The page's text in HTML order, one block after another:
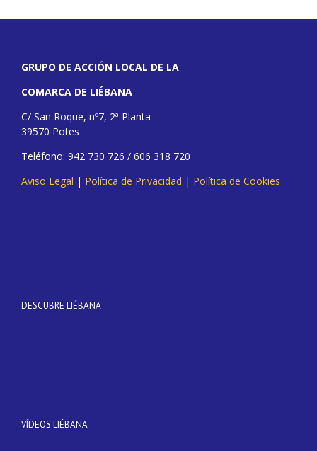
GRUPO DE ACCIÓN LOCAL DE LA
COMARCA DE LIÉBANA
C/ San Roque, nº7, 2ª Planta
39570 Potes
Teléfono: 942 730 726 / 606 318 720
Aviso Legal | Política de Privacidad | Política de Cookies
DESCUBRE LIÉBANA
VÍDEOS LIÉBANA